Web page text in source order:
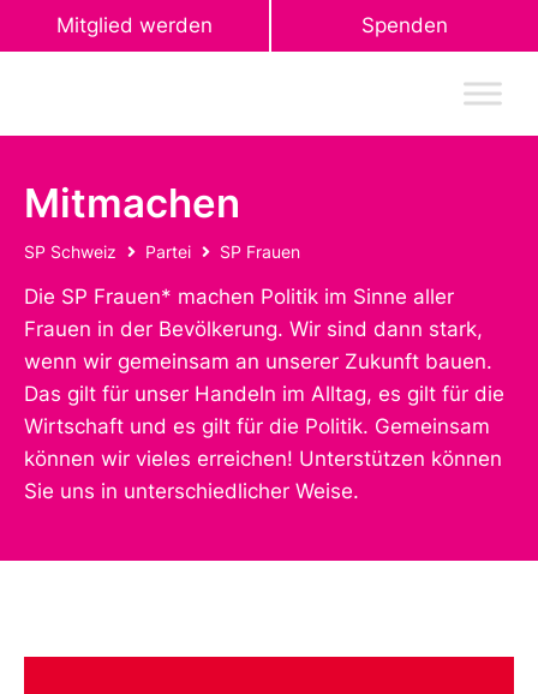
Mitglied werden Spenden
Mitmachen
SP Schweiz Partei SP Frauen
Die SP Frauen* machen Politik im Sinne aller
Frauen in der Bevölkerung. Wir sind dann stark,
wenn wir gemeinsam an unserer Zukunft bauen.
Das gilt für unser Handeln im Alltag, es gilt für die
Wirtschaft und es gilt für die Politik. Gemeinsam
können wir vieles erreichen! Unterstützen können
Sie uns in unterschiedlicher Weise.